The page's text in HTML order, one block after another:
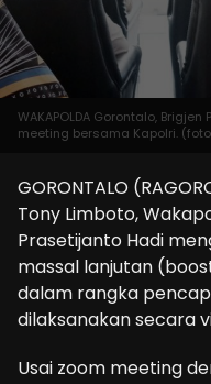
WAKAPOLDA Gorontalo,
meeting bersama Kapolri.
GORONTALO
Tony Limboto,
Prasetijanto Hadi
massal lanjutan
dalam rangka
dilaksanakan secara
Usai zoom meeting